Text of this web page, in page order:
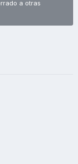
a otras